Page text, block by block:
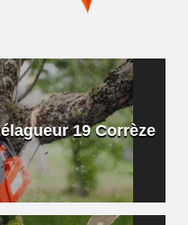
élagueur 19 Corrèze